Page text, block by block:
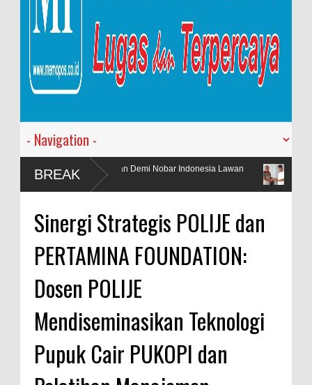
BREAK
Demi Nobar Indonesia Lawan
PT. Harmoni Dua Andromeda
Sinergi Strategis POLIJE dan
PERTAMINA FOUNDATION:
Dosen POLIJE
Mendiseminasikan Teknologi
Pupuk Cair PUKOPI dan